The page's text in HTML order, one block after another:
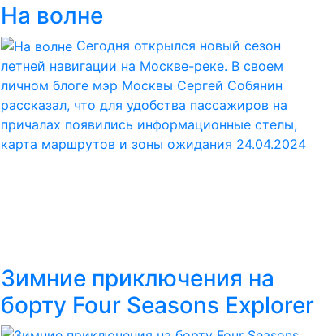
На волне
Сегодня открылся новый сезон
летней навигации на Москве-реке. В своем
личном блоге мэр Москвы Сергей Собянин
рассказал, что для удобства пассажиров на
причалах появились информационные стелы,
карта маршрутов и зоны ожидания 24.04.2024
Зимние приключения на
борту Four Seasons Explorer